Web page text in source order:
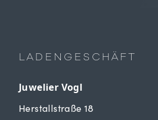
LADENGESCHÄFT
Juwelier Vogl
Herstallstraße 18